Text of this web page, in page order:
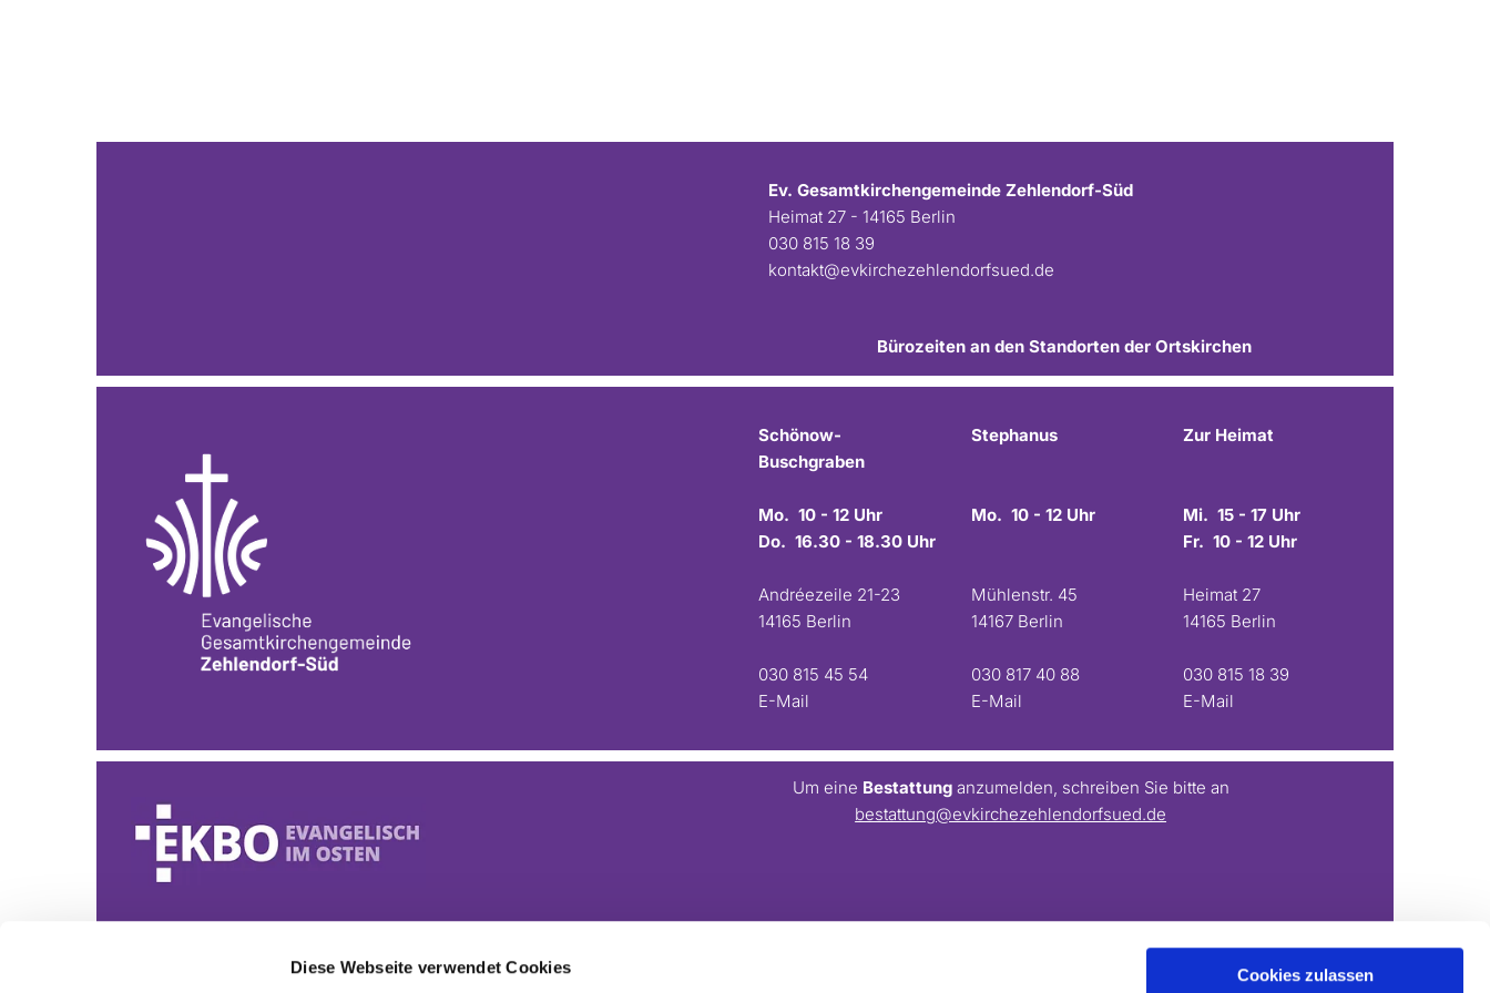
Diese Webseite verwendet Cookies
Cookies zulassen
Ev. Gesamtkirchengemeinde Zehlendorf-Süd
Heimat 27 - 14165 Berlin
030 815 18 39
kontakt@evkirchezehlendorfsued.de
Bürozeiten an den Standorten der Ortskirchen
Schönow-
Buschgraben
Mo. 10 - 12 Uhr
Do. 16.30 - 18.30 Uhr
Andréezeile 21-23
14165 Berlin
030 815 45 54
E-Mail
Stephanus
Mo. 10 - 12 Uhr
Mühlenstr. 45
14167 Berlin
030 817 40 88
E-Mail
Zur Heimat
Mi. 15 - 17 Uhr
Fr. 10 - 12 Uhr
Heimat 27
14165 Berlin
030 815 18 39
E-Mail
Um eine Bestattunganzumelden, schreiben Sie bitte an
bestattung@evkirchezehlendorfsued.de